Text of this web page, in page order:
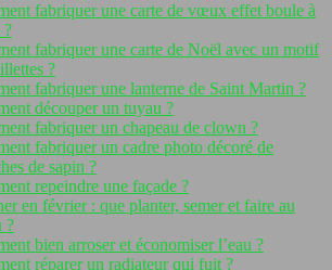
fabriquer une carte de vœux effet boule à
?
fabriquer une carte de Noël avec un motif
?
fabriquer une lanterne de Saint Martin ?
découper un tuyau ?
fabriquer un chapeau de clown ?
fabriquer un cadre photo décoré de
de sapin ?
repeindre une façade ?
en février : que planter, semer et faire au
?
bien arroser et économiser l’eau ?
réparer un radiateur qui fuit ?